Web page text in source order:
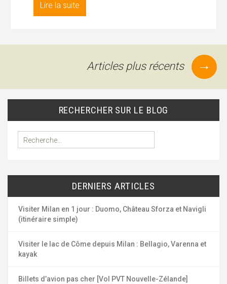
Lire la suite
des
Articles plus récents →
RECHERCHER SUR LE BLOG
e
e
c
h
e
:
DERNIERS ARTICLES
Visiter Milan en 1 jour : Duomo, Château Sforza et Navigli
(itinéraire simple)
Visiter le lac de Côme depuis Milan : Bellagio, Varenna et
kayak
Billets d’avion pas cher [Vol PVT Nouvelle-Zélande]